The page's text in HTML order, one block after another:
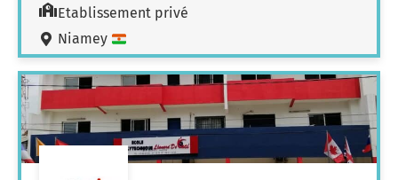
Etablissement privé
Niamey